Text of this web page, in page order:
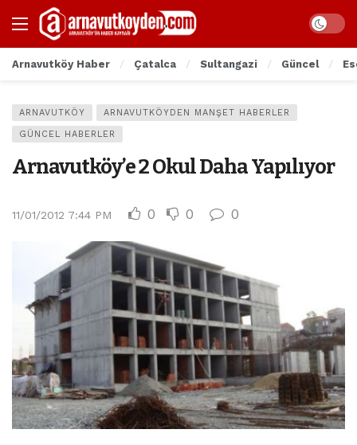
Arnavutköy Haber Çatalca Sultangazi Güncel
ARNAVUTKÖY ARNAVUTKÖYDEN MANŞET HABERLER
GÜNCEL HABERLER
Arnavutköy’e 2 Okul Daha Yapılıyor
11/01/2012 7:44 PM 0 0 0